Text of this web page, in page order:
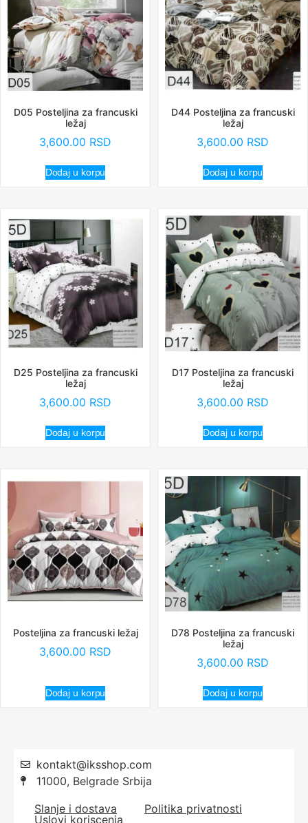
D05 Posteljina za francuski
ležaj
3,600.00 RSD
Dodaj u korpu
D44 Posteljina za francuski
ležaj
3,600.00 RSD
Dodaj u korpu
D25 Posteljina za francuski
ležaj
3,600.00 RSD
Dodaj u korpu
D17 Posteljina za francuski
ležaj
3,600.00 RSD
Dodaj u korpu
Posteljina za francuski ležaj
3,600.00 RSD
Dodaj u korpu
D78 Posteljina za francuski
ležaj
3,600.00 RSD
Dodaj u korpu
kontakt@iksshop.com
11000, Belgrade Srbija
Slanje i dostava
Politika privatnosti
Uslovi koriscenja